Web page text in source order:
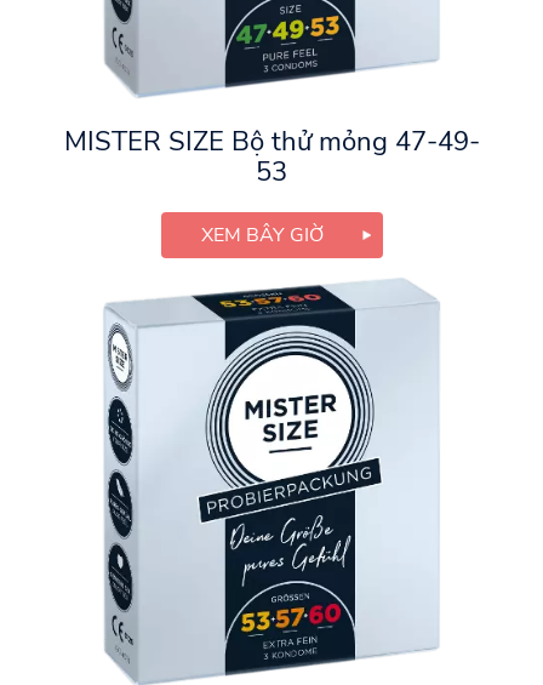
MISTER SIZE Bộ thử mỏng 47-49-
53
XEM BÂY GIỜ